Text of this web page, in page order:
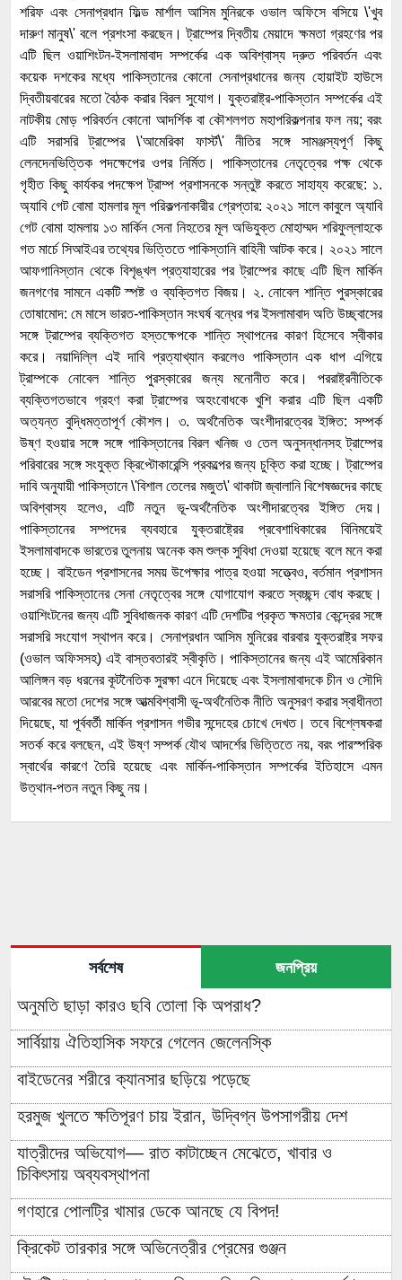
শরিফ এবং সেনাপ্রধান ফিল্ড মার্শাল আসিম মুনিরকে ওভাল অফিসে বসিয়ে \'খুব
দারুণ মানুষ\' বলে প্রশংসা করছেন। ট্রাম্পের দ্বিতীয় মেয়াদে ক্ষমতা গ্রহণের পর
এটি ছিল ওয়াশিংটন-ইসলামাবাদ সম্পর্কের এক অবিশ্বাস্য দ্রুত পরিবর্তন এবং
কয়েক দশকের মধ্যে পাকিস্তানের কোনো সেনাপ্রধানের জন্য হোয়াইট হাউসে
দ্বিতীয়বারের মতো বৈঠক করার বিরল সুযোগ। যুক্তরাষ্ট্র-পাকিস্তান সম্পর্কের এই
নাটকীয় মোড় পরিবর্তন কোনো আদর্শিক বা কৌশলগত মহাপরিকল্পনার ফল নয়; বরং
এটি সরাসরি ট্রাম্পের \'আমেরিকা ফার্স্ট\' নীতির সঙ্গে সামঞ্জস্যপূর্ণ কিছু
লেনদেনভিত্তিক পদক্ষেপের ওপর নির্মিত। পাকিস্তানের নেতৃত্বের পক্ষ থেকে
গৃহীত কিছু কার্যকর পদক্ষেপ ট্রাম্প প্রশাসনকে সন্তুষ্ট করতে সাহায্য করেছে: ১.
অ্যাবি গেট বোমা হামলার মূল পরিকল্পনাকারীর গ্রেপ্তার: ২০২১ সালে কাবুলে অ্যাবি
গেট বোমা হামলায় ১৩ মার্কিন সেনা নিহতের মূল অভিযুক্ত মোহাম্মদ শরিফুল্লাহকে
গত মার্চে সিআইএর তথ্যের ভিত্তিতে পাকিস্তানি বাহিনী আটক করে। ২০২১ সালে
আফগানিস্তান থেকে বিশৃঙ্খল প্রত্যাহারের পর ট্রাম্পের কাছে এটি ছিল মার্কিন
জনগণের সামনে একটি স্পষ্ট ও ব্যক্তিগত বিজয়। ২. নোবেল শান্তি পুরস্কারের
তোষামোদ: মে মাসে ভারত-পাকিস্তান সংঘর্ষ বন্ধের পর ইসলামাবাদ অতি উচ্ছ্বাসের
সঙ্গে ট্রাম্পের ব্যক্তিগত হস্তক্ষেপকে শান্তি স্থাপনের কারণ হিসেবে স্বীকার
করে। নয়াদিল্লি এই দাবি প্রত্যাখ্যান করলেও পাকিস্তান এক ধাপ এগিয়ে
ট্রাম্পকে নোবেল শান্তি পুরস্কারের জন্য মনোনীত করে। পররাষ্ট্রনীতিকে
ব্যক্তিগতভাবে গ্রহণ করা ট্রাম্পের অহংবোধকে খুশি করার এটি ছিল একটি
অত্যন্ত বুদ্ধিমত্তাপূর্ণ কৌশল। ৩. অর্থনৈতিক অংশীদারত্বের ইঙ্গিত: সম্পর্ক
উষ্ণ হওয়ার সঙ্গে সঙ্গে পাকিস্তানের বিরল খনিজ ও তেল অনুসন্ধানসহ ট্রাম্পের
পরিবারের সঙ্গে সংযুক্ত ক্রিপ্টোকারেন্সি প্রকল্পের জন্য চুক্তি করা হচ্ছে। ট্রাম্পের
দাবি অনুযায়ী পাকিস্তানে \'বিশাল তেলের মজুত\' থাকাটা জ্বালানি বিশেষজ্ঞদের কাছে
অবিশ্বাস্য হলেও, এটি নতুন ভূ-অর্থনৈতিক অংশীদারত্বের ইঙ্গিত দেয়।
পাকিস্তানের সম্পদের ব্যবহারে যুক্তরাষ্ট্রের প্রবেশাধিকারের বিনিময়েই
ইসলামাবাদকে ভারতের তুলনায় অনেক কম শুল্ক সুবিধা দেওয়া হয়েছে বলে মনে করা
হচ্ছে। বাইডেন প্রশাসনের সময় উপেক্ষার পাত্র হওয়া সত্ত্বেও, বর্তমান প্রশাসন
সরাসরি পাকিস্তানের সেনা নেতৃত্বের সঙ্গে যোগাযোগ করতে স্বচ্ছন্দ বোধ করছে।
ওয়াশিংটনের জন্য এটি সুবিধাজনক কারণ এটি দেশটির প্রকৃত ক্ষমতার কেন্দ্রের সঙ্গে
সরাসরি সংযোগ স্থাপন করে। সেনাপ্রধান আসিম মুনিরের বারবার যুক্তরাষ্ট্র সফর
(ওভাল অফিসসহ) এই বাস্তবতারই স্বীকৃতি। পাকিস্তানের জন্য এই আমেরিকান
আলিঙ্গন বড় ধরনের কূটনৈতিক সুরক্ষা এনে দিয়েছে এবং ইসলামাবাদকে চীন ও সৌদি
আরবের মতো দেশের সঙ্গে আত্মবিশ্বাসী ভূ-অর্থনৈতিক নীতি অনুসরণ করার স্বাধীনতা
দিয়েছে, যা পূর্ববর্তী মার্কিন প্রশাসন গভীর সন্দেহের চোখে দেখত। তবে বিশ্লেষকরা
সতর্ক করে বলছেন, এই উষ্ণ সম্পর্ক যৌথ আদর্শের ভিত্তিতে নয়, বরং পারস্পরিক
স্বার্থের কারণে তৈরি হয়েছে এবং মার্কিন-পাকিস্তান সম্পর্কের ইতিহাসে এমন
উত্থান-পতন নতুন কিছু নয়।
সর্বশেষ জনপ্রিয়
অনুমতি ছাড়া কারও ছবি তোলা কি অপরাধ?
সার্বিয়ায় ঐতিহাসিক সফরে গেলেন জেলেনস্কি
বাইডেনের শরীরে ক্যানসার ছড়িয়ে পড়েছে
হরমুজ খুলতে ক্ষতিপূরণ চায় ইরান, উদ্বিগ্ন উপসাগরীয় দেশ
যাত্রীদের অভিযোগ— রাত কাটাচ্ছেন মেঝেতে, খাবার ও
চিকিৎসায় অব্যবস্থাপনা
গণহারে পোলট্রি খামার ডেকে আনছে যে বিপদ!
ক্রিকেট তারকার সঙ্গে অভিনেত্রীর প্রেমের গুঞ্জন